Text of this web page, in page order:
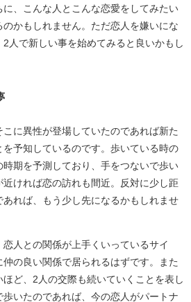
に、こんな人とこんな恋愛をしてみたい
かもしれません。ただ恋人を嫌いにな
人で新しい事を始めてみると良いかもし
に異性が登場していたのであれば新た
予知しているのです。歩いている時の
時期を予測しており、手をつないで歩い
ければ恋の訪れも間近。反対に少し距
れば、もう少し先になるかもしれませ
人との関係が上手くいっているサイ
の良い関係で居られるはずです。また
ど、2人の交際も続いていくことを表し
いたのであれば、今の恋人がパートナ